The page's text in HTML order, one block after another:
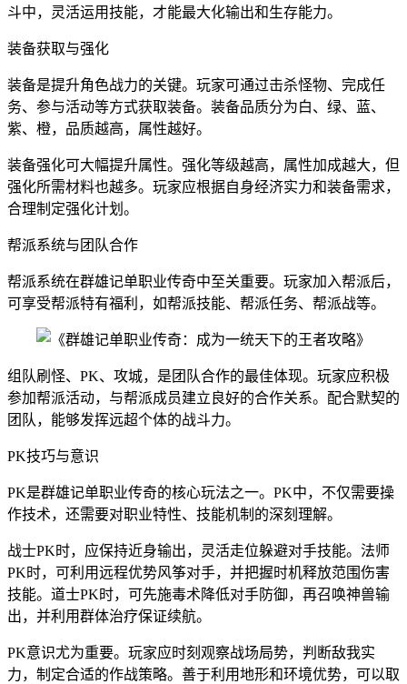
斗中，灵活运用技能，才能最大化输出和生存能力。
装备获取与强化
装备是提升角色战力的关键。玩家可通过击杀怪物、完成任
务、参与活动等方式获取装备。装备品质分为白、绿、蓝、
紫、橙，品质越高，属性越好。
装备强化可大幅提升属性。强化等级越高，属性加成越大，但
强化所需材料也越多。玩家应根据自身经济实力和装备需求，
合理制定强化计划。
帮派系统与团队合作
帮派系统在群雄记单职业传奇中至关重要。玩家加入帮派后，
可享受帮派特有福利，如帮派技能、帮派任务、帮派战等。
组队刷怪、PK、攻城，是团队合作的最佳体现。玩家应积极
参加帮派活动，与帮派成员建立良好的合作关系。配合默契的
团队，能够发挥远超个体的战斗力。
PK技巧与意识
PK是群雄记单职业传奇的核心玩法之一。PK中，不仅需要操
作技术，还需要对职业特性、技能机制的深刻理解。
战士PK时，应保持近身输出，灵活走位躲避对手技能。法师
PK时，可利用远程优势风筝对手，并把握时机释放范围伤害
技能。道士PK时，可先施毒术降低对手防御，再召唤神兽输
出，并利用群体治疗保证续航。
PK意识尤为重要。玩家应时刻观察战场局势，判断敌我实
力，制定合适的作战策略。善于利用地形和环境优势，可以取